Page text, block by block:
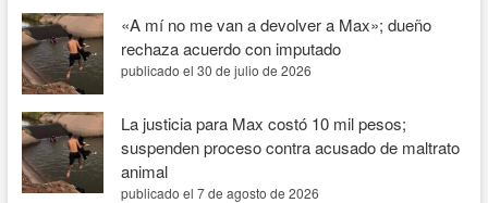
«A mí no me van a devolver a Max»; dueño
rechaza acuerdo con imputado
publicado el 30 de julio de 2026
La justicia para Max costó 10 mil pesos;
suspenden proceso contra acusado de maltrato
animal
publicado el 7 de agosto de 2026